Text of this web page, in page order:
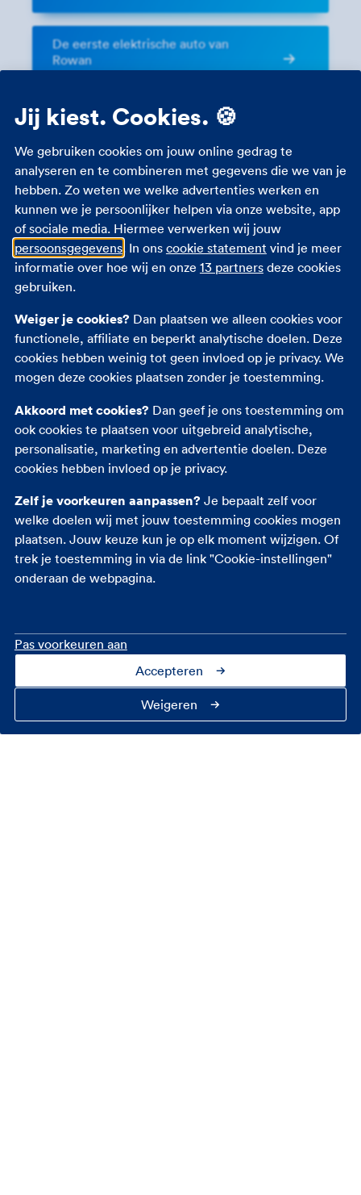
De eerste elektrische auto van
Rowan
Jij kiest. Cookies. 🍪
We gebruiken cookies om jouw online gedrag te
analyseren en te combineren met gegevens die we van je
hebben. Zo weten we welke advertenties werken en
kunnen we je persoonlijker helpen via onze website, app
of sociale media. Hiermee verwerken wij jouw
persoonsgegevens. In ons cookie statement vind je meer
informatie over hoe wij en onze 13 partnersdeze cookies
gebruiken.
Weiger je cookies? Dan plaatsen we alleen cookies voor
functionele, affiliate en beperkt analytische doelen. Deze
cookies hebben weinig tot geen invloed op je privacy. We
mogen deze cookies plaatsen zonder je toestemming.
Akkoord met cookies? Dan geef je ons toestemming om
ook cookies te plaatsen voor uitgebreid analytische,
personalisatie, marketing en advertentie doelen. Deze
cookies hebben invloed op je privacy.
Zelf je voorkeuren aanpassen? Je bepaalt zelf voor
welke doelen wij met jouw toestemming cookies mogen
plaatsen. Jouw keuze kun je op elk moment wijzigen. Of
trek je toestemming in via de link "Cookie-instellingen"
onderaan de webpagina.
Pas voorkeuren aan
Accepteren
Weigeren